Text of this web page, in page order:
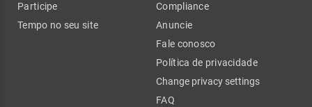
Participe
Tempo no seu site
Compliance
Anuncie
Fale conosco
Política de privacidade
Change privacy settings
FAQ